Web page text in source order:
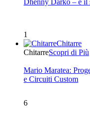
1
Chitarre
ChitarreScopri di Più
Mario Maratea:
e Circuiti Custom
6